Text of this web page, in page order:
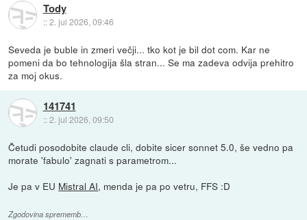
Tody
::2. jul 2026, 09:46
Seveda je buble in zmeri večji... tko kot je bil dot com. Kar ne
pomeni da bo tehnologija šla stran... Se ma zadeva odvija prehitro
za moj okus.
141741
::2. jul 2026, 09:50
Četudi posodobite claude cli, dobite sicer sonnet 5.0, še vedno pa
morate 'fabulo' zagnati s parametrom...
Je pa v EU Mistral AI, menda je pa po vetru, FFS :D
Zgodovina sprememb…